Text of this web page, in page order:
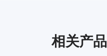
相关产品